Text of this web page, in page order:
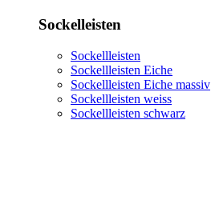
Sockelleisten
Sockellleisten
Sockellleisten Eiche
Sockellleisten Eiche massiv
Sockellleisten weiss
Sockellleisten schwarz